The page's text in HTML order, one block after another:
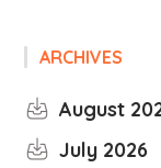
ARCHIVES
August
July 2026